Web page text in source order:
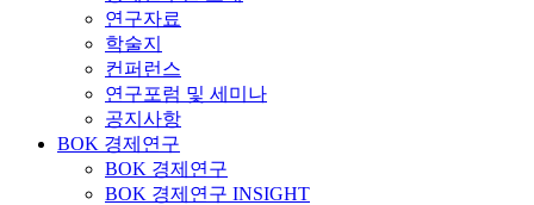
연구자료
학술지
컨퍼런스
연구포럼 및 세미나
공지사항
BOK 경제연구
BOK 경제연구
BOK 경제연구 INSIGHT